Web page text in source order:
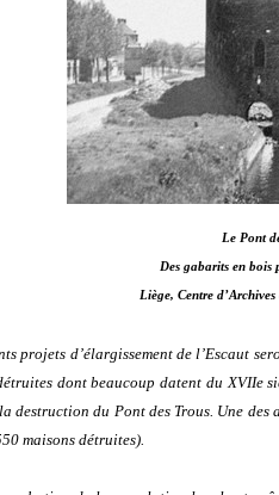
Le Pont
Des gabarits en bois
Liège, Centre
projets d’élargissement de l’Escaut
dont beaucoup datent du XVIIe
destruction du Pont des Trous. Une
maisons détruites).